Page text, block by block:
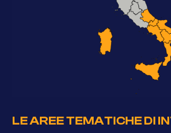
LE AREE TEMATICHE DI